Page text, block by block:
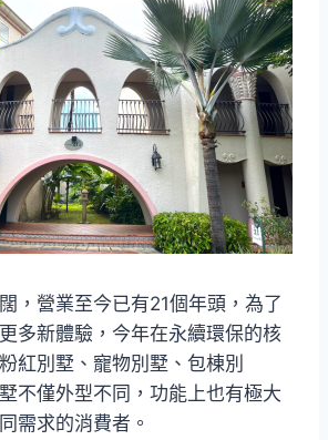
，營業至今已有21個年頭，為了
多新體驗，今年在永續環保的核
紅別墅、寵物別墅、包棟別
不僅外型不同，功能上也有極大
需求的消費者。